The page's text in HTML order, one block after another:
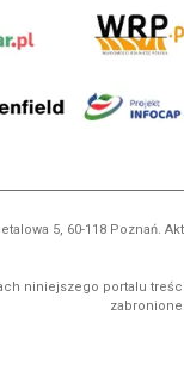
5, 60-118 Poznań.
niniejszego portalu